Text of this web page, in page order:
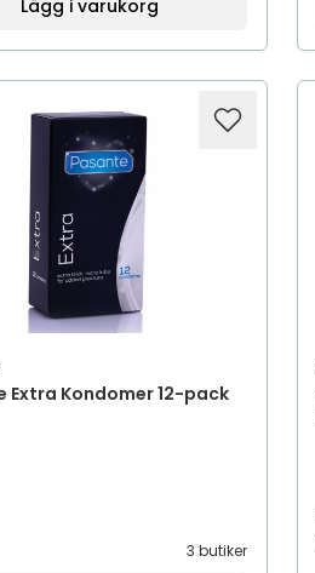
Lägg i varukorg
Extra Kondomer 12-pack
3 butiker